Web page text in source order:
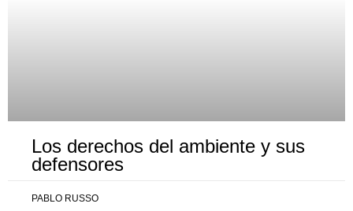
Los derechos del ambiente y sus
defensores
PABLO RUSSO